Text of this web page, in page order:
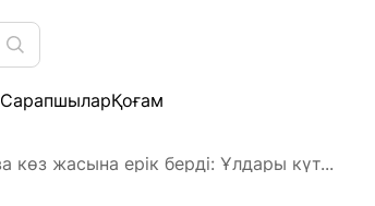
СарапшыларҚоғам
көз жасына ерік берді: Ұлдары күт...